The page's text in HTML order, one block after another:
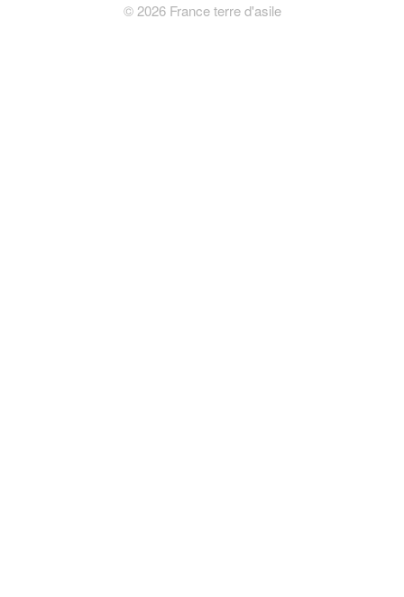
© 2026France terre d'asile